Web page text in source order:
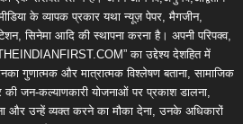
के व्यापक प्रकार यथा न्यूज़ पेपर, मैगजीन,
सिनेमा आदि की स्थापना करना है। अपनी परिपक्व,
का उद्देश्य देशहित में
गुणात्मक और मात्रात्मक विश्लेषण बताना, सामाजिक
जन-कल्याणकारी योजनाओं पर प्रकाश डालना,
और उन्हें व्यक्त करने का मौका देना, उनके अधिकारों